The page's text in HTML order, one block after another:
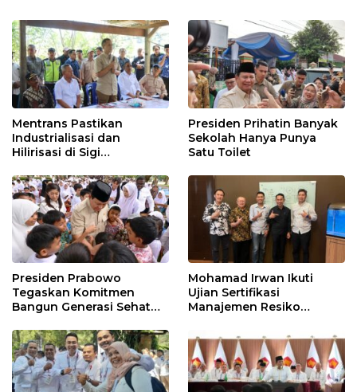
Mentrans Pastikan
Industrialisasi dan
Hilirisasi di Sigi
Perekonomian Daerah
Presiden Prihatin Banyak
Sekolah Hanya Punya
Satu Toilet
Presiden Prabowo
Tegaskan Komitmen
Bangun Generasi Sehat
Mohamad Irwan Ikuti
Ujian Sertifikasi
Manajemen Resiko